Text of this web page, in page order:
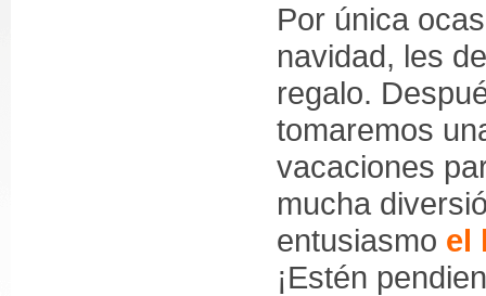
Por única
navidad, les
regalo.
tomaremos
vacaciones
mucha
entusiasmo el
¡Estén